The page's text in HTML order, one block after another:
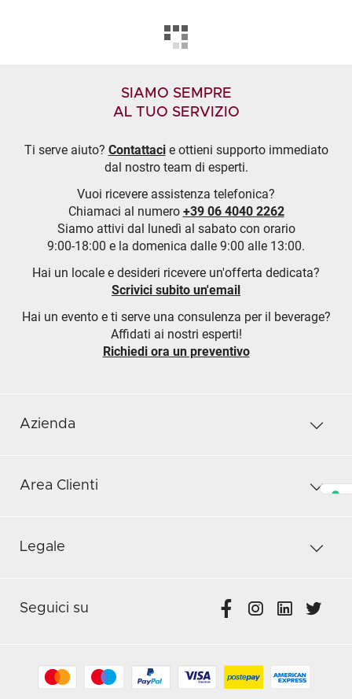
SIAMO SEMPRE
AL TUO SERVIZIO
Ti serve aiuto? Contattacie ottieni supporto immediato
dal nostro team di esperti.
Vuoi ricevere assistenza telefonica?
Chiamaci al numero +39 06 4040 2262
Siamo attivi dal lunedì al sabato con orario
9:00-18:00 e la domenica dalle 9:00 alle 13:00.
Hai un locale e desideri ricevere un'offerta dedicata?
Scrivici subito un'email
Hai un evento e ti serve una consulenza per il beverage?
Affidati ai nostri esperti!
Richiedi ora un preventivo
Azienda
Area Clienti
Legale
Seguici su